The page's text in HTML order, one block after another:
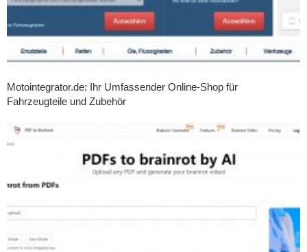
Motointegrator.de: Ihr Umfassender Online-Shop für
Fahrzeugteile und Zubehör